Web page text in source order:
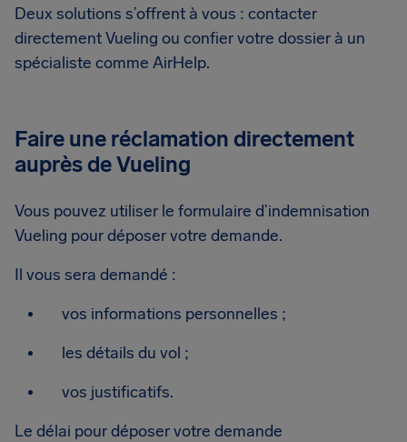
Deux solutions s’offrent à vous : contacter
directement Vueling ou confier votre dossier à un
spécialiste comme AirHelp.
Faire une réclamation directement
auprès de Vueling
Vous pouvez utiliser le formulaire d’indemnisation
Vueling pour déposer votre demande.
Il vous sera demandé :
vos informations personnelles ;
les détails du vol ;
vos justificatifs.
Le délai pour déposer votre demande